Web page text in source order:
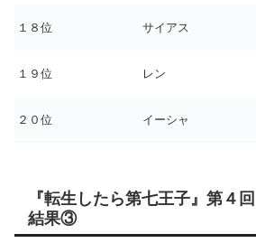
１８位 サイアス
１９位 レン
２０位 イーシャ
『転生したら第七王子』第４
結果③